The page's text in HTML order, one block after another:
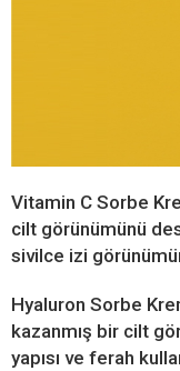
Vitamin C Sorbe
cilt görünümünü
sivilce izi
Hyaluron Sorbe
kazanmış bir cilt
yapısı ve ferah